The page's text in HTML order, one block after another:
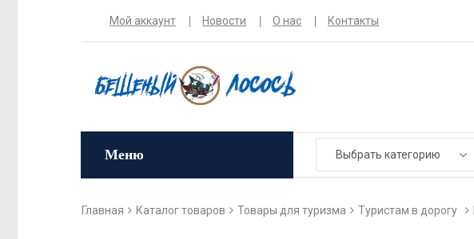
Мой аккаунт Новости О нас Контакты
Меню
Главная Каталог товаров Товары для туризма Туристам в дорогу